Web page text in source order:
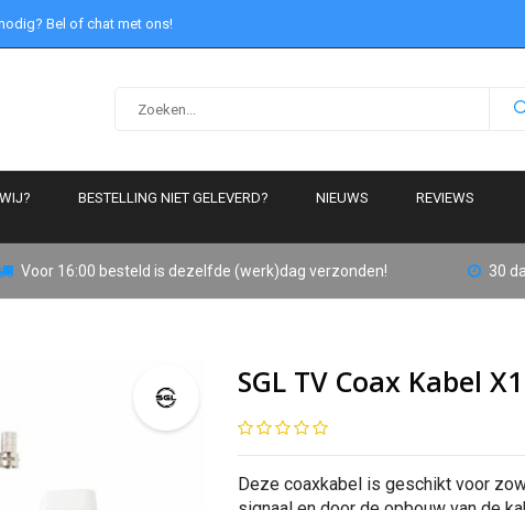
Bel of chat met ons!
BESTELLING NIET GELEVERD? NIEUWS REVIEWS
Voor 16:00 besteld is dezelfde (werk)dag verzonden! 30
SGL TV Coax Kabel
Deze coaxkabel is geschikt voor